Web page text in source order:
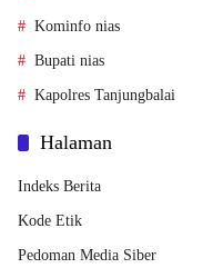
Kominfo nias
Bupati nias
Kapolres Tanjungbalai
Halaman
Indeks Berita
Kode Etik
Pedoman Media Siber